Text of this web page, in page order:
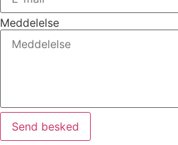
Meddelelse
Send besked